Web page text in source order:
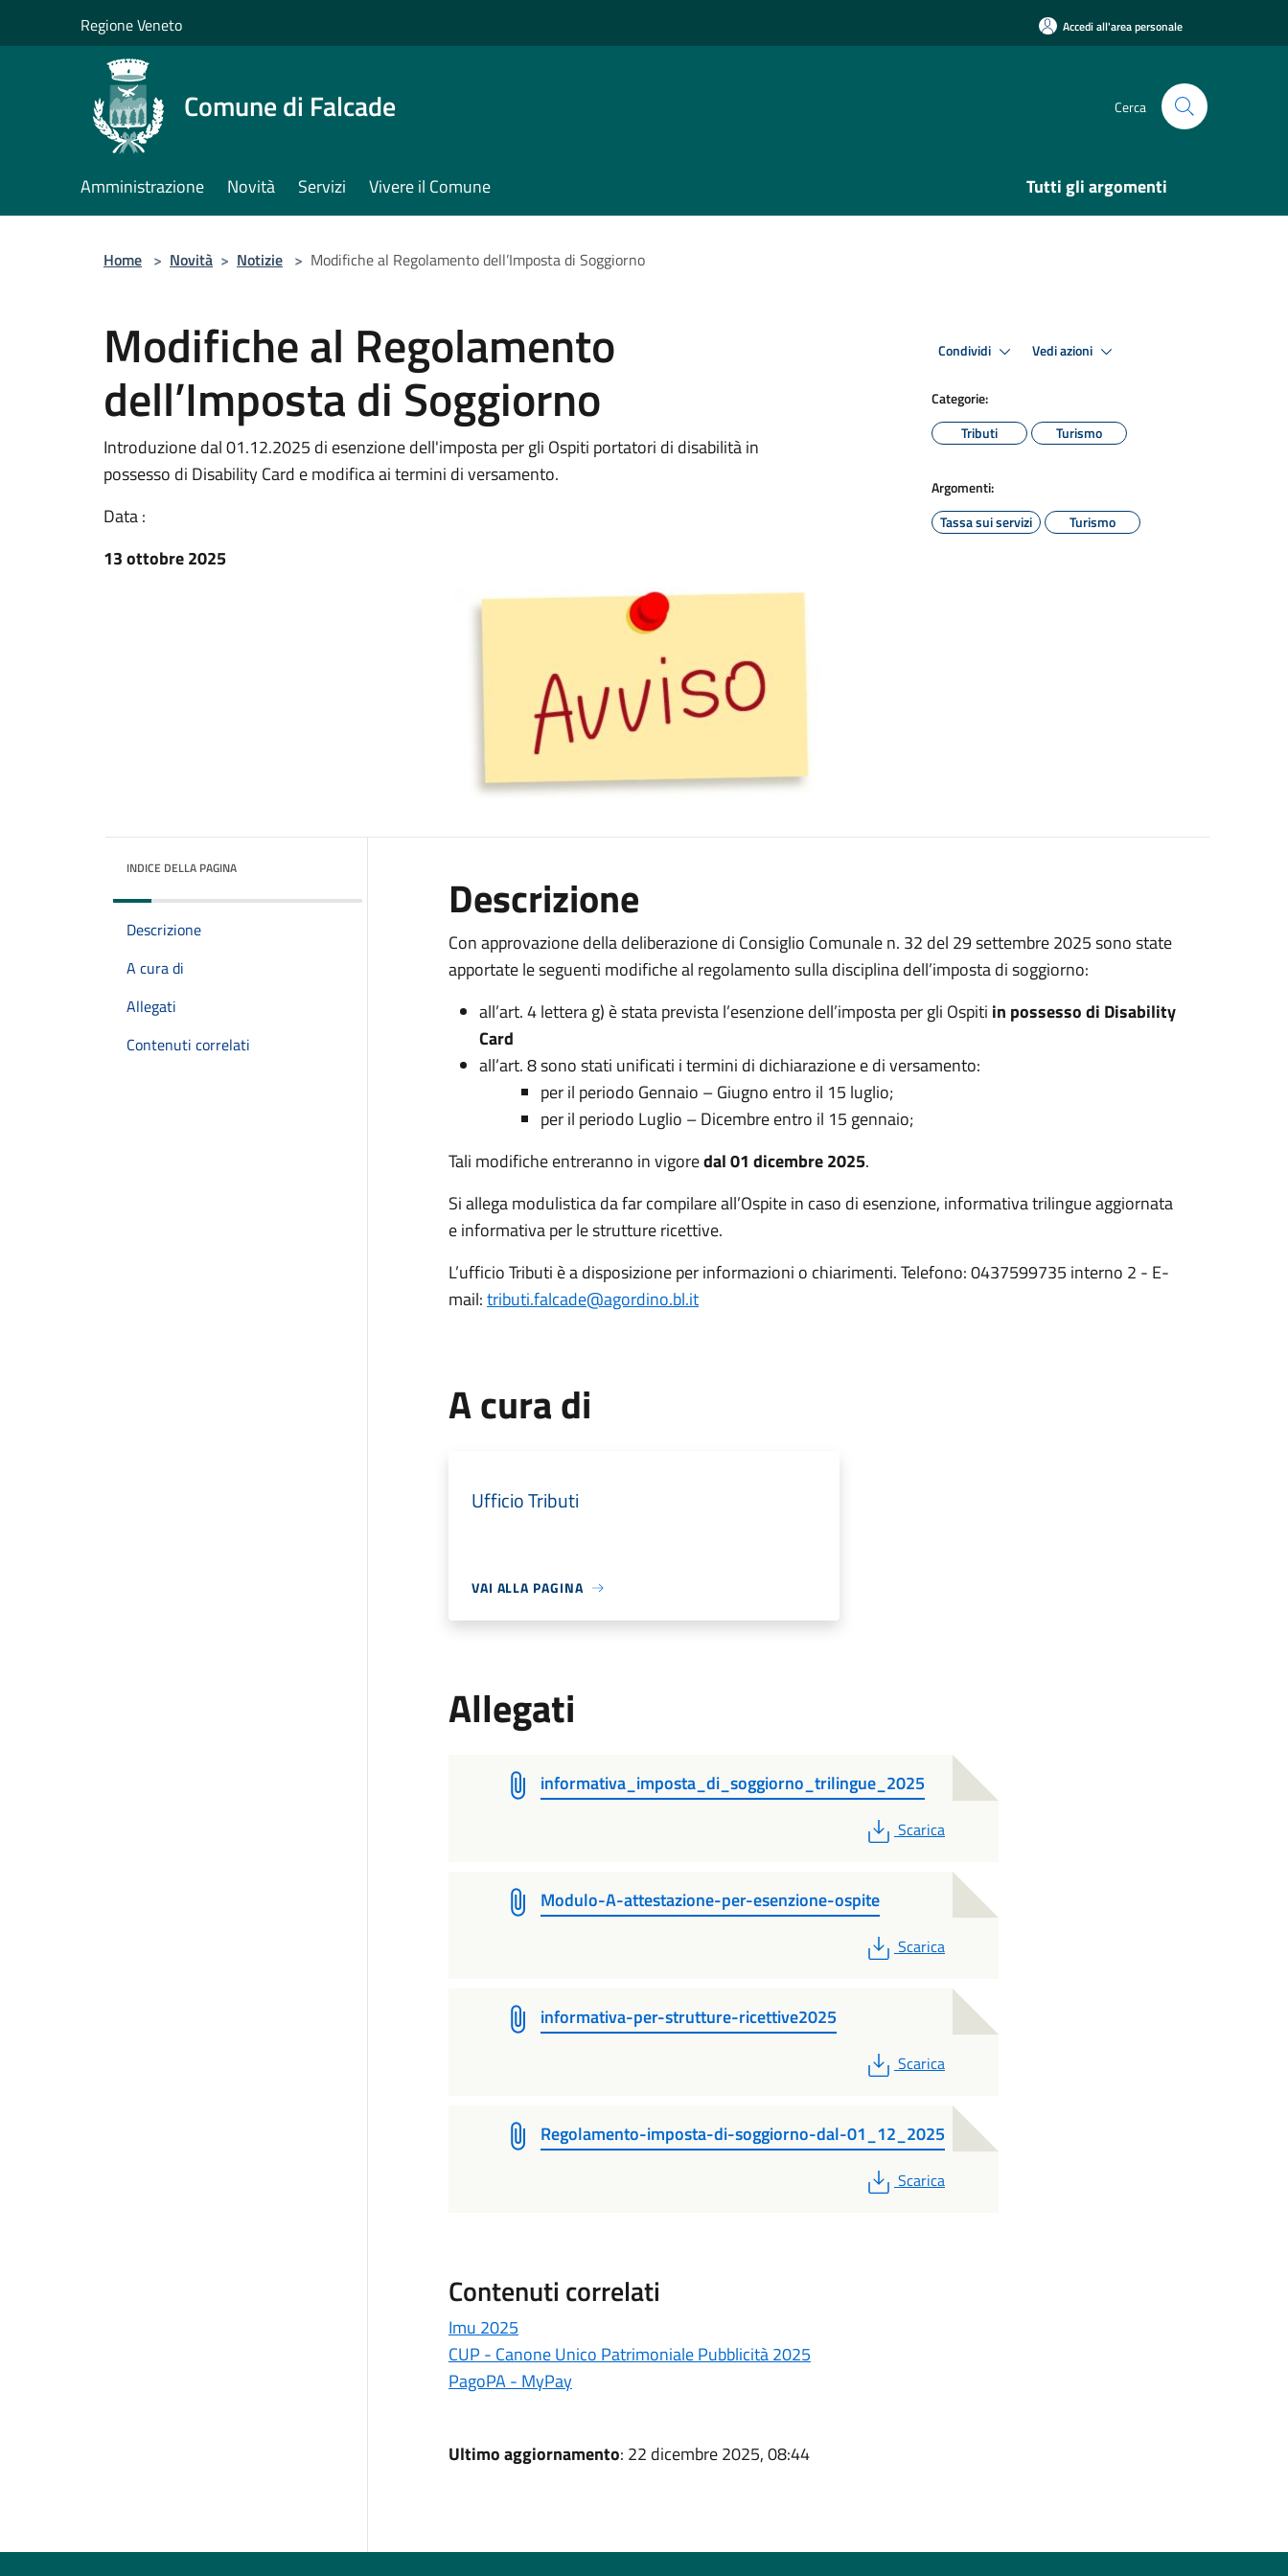
Regione Veneto Accedi all'area personale
Comune di Falcade Cerca
Amministrazione Novità Servizi Vivere il Comune Tutti gli argomenti
Home > Novità > Notizie > Modifiche al Regolamento dell’Imposta di Soggiorno
Modifiche al Regolamento
dell’Imposta di Soggiorno
Introduzione dal 01.12.2025 di esenzione dell'imposta per gli Ospiti portatori di disabilità in
possesso di Disability Card e modifica ai termini di versamento.
Data :
13 ottobre 2025
Condividi Vedi azioni
Categorie:
Tributi
Turismo
Argomenti:
Tassa sui servizi
Turismo
INDICE DELLA PAGINA
Descrizione
A cura di
Allegati
Contenuti correlati
Descrizione
Con approvazione della deliberazione di Consiglio Comunale n. 32 del 29 settembre 2025 sono state
apportate le seguenti modifiche al regolamento sulla disciplina dell’imposta di soggiorno:
all’art. 4 lettera g) è stata prevista l’esenzione dell’imposta per gli Ospiti in possesso di Disability
Card
all’art. 8 sono stati unificati i termini di dichiarazione e di versamento:
per il periodo Gennaio – Giugno entro il 15 luglio;
per il periodo Luglio – Dicembre entro il 15 gennaio;
Tali modifiche entreranno in vigoredal 01 dicembre 2025.
Si allega modulistica da far compilare all’Ospite in caso di esenzione, informativa trilingue aggiornata
e informativa per le strutture ricettive.
L’ufficio Tributi è a disposizione per informazioni o chiarimenti. Telefono: 0437599735 interno 2 - E-
mail:tributi.falcade@agordino.bl.it
A cura di
Ufficio Tributi
VAI ALLA PAGINA
Allegati
informativa_imposta_di_soggiorno_trilingue_2025
PDF
Scarica
Modulo-A-attestazione-per-esenzione-ospite
PDF
Scarica
informativa-per-strutture-ricettive2025
PDF
Scarica
Regolamento-imposta-di-soggiorno-dal-01_12_2025
PDF
Scarica
Contenuti correlati
Imu 2025
CUP - Canone Unico Patrimoniale Pubblicità 2025
PagoPA - MyPay
Ultimo aggiornamento: 22 dicembre 2025, 08:44